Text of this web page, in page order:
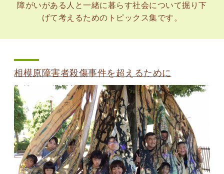
障がいがある人と一緒に暮らす社会について掘り下
げて考えるためのトピックス集です。
相模原障害者殺傷事件を超えるために